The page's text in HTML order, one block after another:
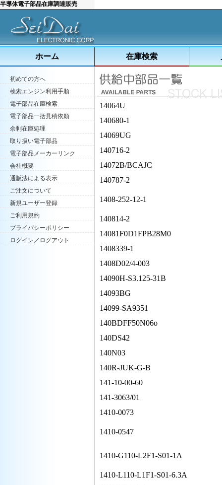
半導体電子部品在庫調達販売
ホーム 在庫検索
初めての方へ
検索エンジン利用手順
電子部品在庫検索
電子部品一括見積依頼
余剰在庫処理
取り扱い電子部品
電子部品メーカーリンク
会社概要
通販法による表示
ご注文について
新規ユーザー登録
ご利用規約
プライバシーポリシー
ログイン／ログアウト
14064U
140680-1
14069UG
140716-2
14072B/BCAJC
140787-2
1408-252-12-1
140814-2
14081F0D1FPB28M0
1408339-1
1408D02/4-003
14090H-S3.125-31B
14093BG
14099-SA9351
140BDFF50N06o
140DS42
140N03
140R-JUK-G-B
141-10-00-60
141-3063/01
1410-0073
1410-0547
1410-G110-L2F1-S01-1A
1410-L110-L1F1-S01-6.3A